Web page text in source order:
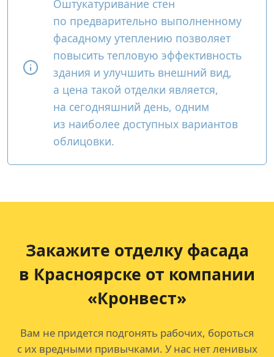
Оштукатуривание стен
по предварительно выполненному
фасадному утеплению позволяет
повысить тепловую эффективность
здания и улучшить внешний вид,
а цена такой отделки является,
на сегодняшний день, одним
из наиболее доступных вариантов
облицовки.
Закажите отделку фасада
в Красноярске от компании
«Кронвест»
Вам не придется подгонять рабочих, бороться
с их вредными привычками. У нас нет ленивых